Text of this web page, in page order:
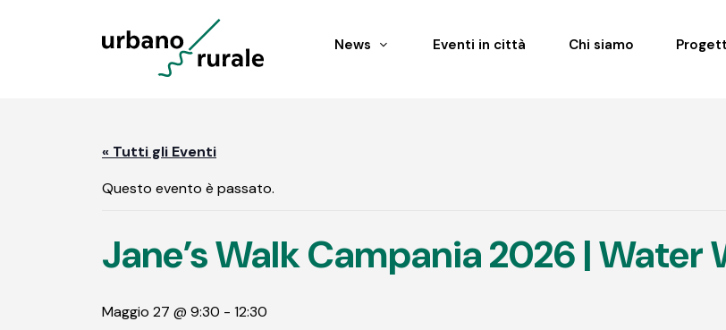
News Eventi in città Chi siamo
« Tutti gli Eventi
Questo evento è passato.
Jane’s Walk Campania 2026 | Water
Maggio 27 @ 9:30 - 12:30